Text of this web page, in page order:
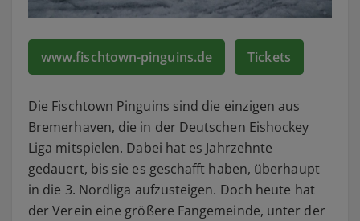
www.fischtown-pinguins.de Tickets
Die Fischtown Pinguins sind die einzigen aus
Bremerhaven, die in der Deutschen Eishockey
Liga mitspielen. Dabei hat es Jahrzehnte
gedauert, bis sie es geschafft haben, überhaupt
in die 3. Nordliga aufzusteigen. Doch heute hat
der Verein eine größere Fangemeinde, unter der